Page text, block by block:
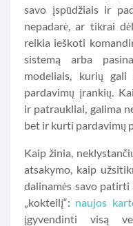
savo įspūdžiais ir
nepadarė, ar tikrai
reikia ieškoti
sistemą arba
modeliais, kurių
pardavimų įrankių.
ir patraukliai, galima
bet ir kurti pardavimų
Kaip žinia,
atsakymo, kaip
dalinamės savo
„kokteilį“: naujos
įgyvendinti visą